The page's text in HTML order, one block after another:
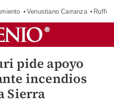
Venustiano Carranza Ruffo
pide apoyo
incendios
Sierra